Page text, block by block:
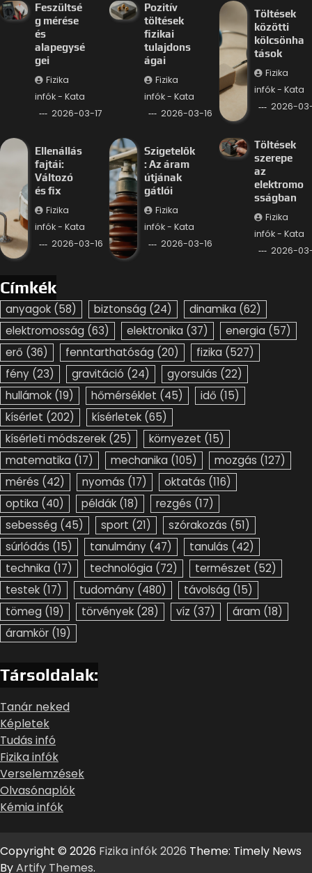
Feszültsé
g mérése
és
alapegysé
gei
Fizika
infók - Kata
2026-03-17
Pozitív
töltések
fizikai
tulajdons
ágai
Fizika
infók - Kata
2026-03-16
Töltések
közötti
kölcsönha
tások
Fizika
infók - Kata
2026-
Ellenállás
fajtái:
Változó
és fix
Fizika
infók - Kata
2026-03-16
Szigetelők
: Az áram
útjának
gátlói
Fizika
infók - Kata
2026-03-16
Töltések
szerepe
az
elektromo
sságban
Fizika
infók - Kata
2026-
Címkék
anyagok (58) biztonság (24) dinamika (62)
elektromosság (63) elektronika (37) energia (57)
erő (36) fenntarthatóság (20) fizika (527)
fény (23) gravitáció (24) gyorsulás (22)
hullámok (19) hőmérséklet (45) idő (15)
kísérlet (202) kísérletek (65)
kísérleti módszerek (25) környezet (15)
matematika (17) mechanika (105) mozgás (127)
mérés (42) nyomás (17) oktatás (116)
optika (40) példák (18) rezgés (17)
sebesség (45) sport (21) szórakozás (51)
súrlódás (15) tanulmány (47) tanulás (42)
technika (17) technológia (72) természet (52)
testek (17) tudomány (480) távolság (15)
tömeg (19) törvények (28) víz (37) áram (18)
áramkör (19)
Társoldalak:
Tanár neked
Képletek
Tudás infó
Fizika infók
Verselemzések
Olvasónaplók
Kémia infók
Copyright © 2026 Fizika infók 2026 Theme: Timely News
ByArtify Themes.